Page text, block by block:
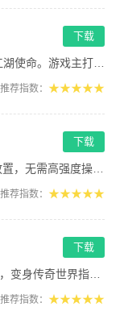
主打暗黑武侠氛围...
推荐指数： ★★★★★
下载
作，碎片化时间即...
推荐指数： ★★★★★
下载
挥官，剧情丰富...
推荐指数： ★★★★★
下载